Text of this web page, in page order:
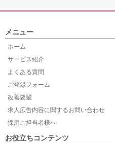
メニュー
ホーム
サービス紹介
よくある質問
ご登録フォーム
改善要望
求人広告内容に関するお問い合わせ
採用ご担当者様へ
お役立ちコンテンツ